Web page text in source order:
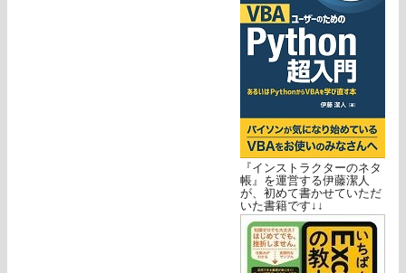
『インストラクターのネタ
帳』を運営する伊藤潔人
が、初めて書かせていただ
いた書籍です↓↓